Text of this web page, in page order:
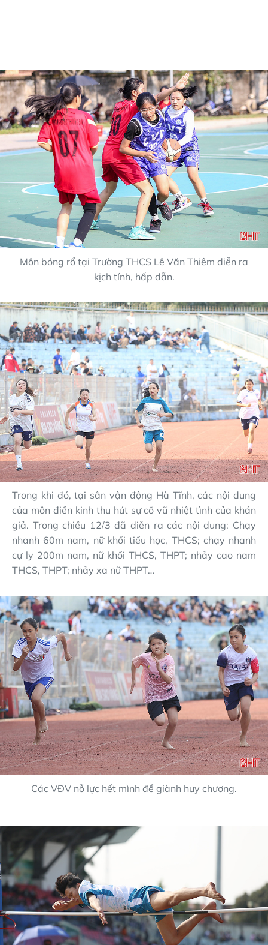
Môn bóng rổ tại Trường THCS Lê Văn Thiêm diễn ra
kịch tính, hấp dẫn.
Trong khi đó, tại sân vận động Hà Tĩnh, các nội dung
của môn điền kinh thu hút sự cổ vũ nhiệt tình của khán
giả. Trong chiều 12/3 đã diễn ra các nội dung: Chạy
nhanh 60m nam, nữ khối tiểu học, THCS; chạy nhanh
cự ly 200m nam, nữ khối THCS, THPT; nhảy cao nam
THCS, THPT; nhảy xa nữ THPT…
Các VĐV nỗ lực hết mình để giành huy chương.